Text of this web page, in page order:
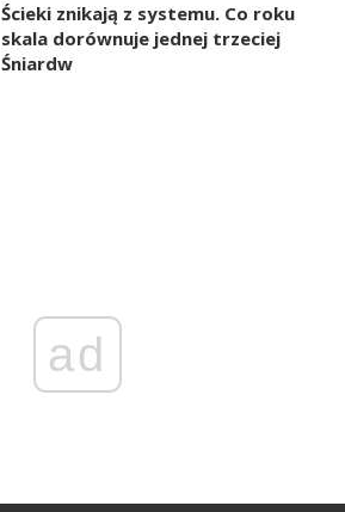
Ścieki znikają z systemu. Co roku
skala dorównuje jednej trzeciej
Śniardw
ad